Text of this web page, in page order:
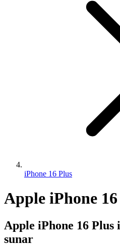
iPhone 16 Plus
Apple iPhone
Apple iPhone 16 Plus
sunar